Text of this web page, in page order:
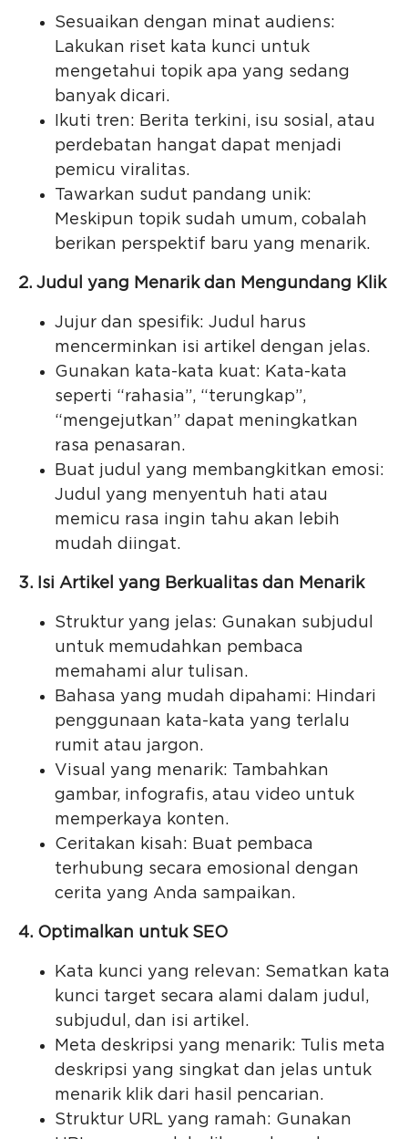
Sesuaikan dengan minat audiens:
Lakukan riset kata kunci untuk
mengetahui topik apa yang sedang
banyak dicari.
Ikuti tren: Berita terkini, isu sosial, atau
perdebatan hangat dapat menjadi
pemicu viralitas.
Tawarkan sudut pandang unik:
Meskipun topik sudah umum, cobalah
berikan perspektif baru yang menarik.
2. Judul yang Menarik dan Mengundang Klik
Jujur dan spesifik: Judul harus
mencerminkan isi artikel dengan jelas.
Gunakan kata-kata kuat: Kata-kata
seperti “rahasia”, “terungkap”,
“mengejutkan” dapat meningkatkan
rasa penasaran.
Buat judul yang membangkitkan emosi:
Judul yang menyentuh hati atau
memicu rasa ingin tahu akan lebih
mudah diingat.
3. Isi Artikel yang Berkualitas dan Menarik
Struktur yang jelas: Gunakan subjudul
untuk memudahkan pembaca
memahami alur tulisan.
Bahasa yang mudah dipahami: Hindari
penggunaan kata-kata yang terlalu
rumit atau jargon.
Visual yang menarik: Tambahkan
gambar, infografis, atau video untuk
memperkaya konten.
Ceritakan kisah: Buat pembaca
terhubung secara emosional dengan
cerita yang Anda sampaikan.
4. Optimalkan untuk SEO
Kata kunci yang relevan: Sematkan kata
kunci target secara alami dalam judul,
subjudul, dan isi artikel.
Meta deskripsi yang menarik: Tulis meta
deskripsi yang singkat dan jelas untuk
menarik klik dari hasil pencarian.
Struktur URL yang ramah: Gunakan